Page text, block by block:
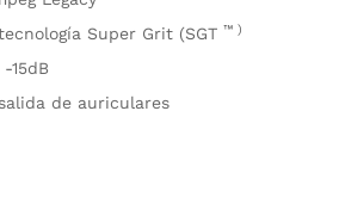
Super Grit (SGT ™ )
15dB
de auriculares